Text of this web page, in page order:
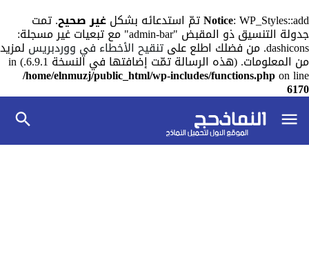
Notice: WP_Styles::add تمّ استدعائه بشكل غير صحيح. تمت
جدولة التنسيق ذو المقبض "admin-bar" مع تبعيات غير مسجلة:
dashicons. من فضلك اطلع على تنقيح الأخطاء في ووردبريس لمزيد
من المعلومات. (هذه الرسالة تمّت إضافتها في النسخة 6.9.1.) in
/home/elnmuzj/public_html/wp-includes/functions.phpon line
6170